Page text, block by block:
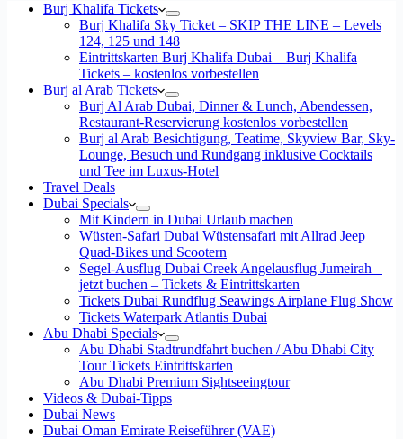
Burj Khalifa Tickets
Burj Khalifa Sky Ticket – SKIP THE LINE – Levels
124, 125 und 148
Eintrittskarten Burj Khalifa Dubai – Burj Khalifa
Tickets – kostenlos vorbestellen
Burj al Arab Tickets
Burj Al Arab Dubai, Dinner & Lunch, Abendessen,
Restaurant-Reservierung kostenlos vorbestellen
Burj al Arab Besichtigung, Teatime, Skyview Bar, Sky-
Lounge, Besuch und Rundgang inklusive Cocktails
und Tee im Luxus-Hotel
Travel Deals
Dubai Specials
Mit Kindern in Dubai Urlaub machen
Wüsten-Safari Dubai Wüstensafari mit Allrad Jeep
Quad-Bikes und Scootern
Segel-Ausflug Dubai Creek Angelausflug Jumeirah –
jetzt buchen – Tickets & Eintrittskarten
Tickets Dubai Rundflug Seawings Airplane Flug Show
Tickets Waterpark Atlantis Dubai
Abu Dhabi Specials
Abu Dhabi Stadtrundfahrt buchen / Abu Dhabi City
Tour Tickets Eintrittskarten
Abu Dhabi Premium Sightseeingtour
Videos & Dubai-Tipps
Dubai News
Dubai Oman Emirate Reiseführer (VAE)